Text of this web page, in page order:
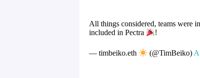
All things considered, teams were
included in Pectra
!
— timbeiko.eth (@TimBeiko)